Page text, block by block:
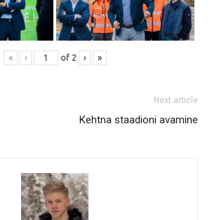
« ‹ of 2 › »
Next article
Kehtna staadioni avamine